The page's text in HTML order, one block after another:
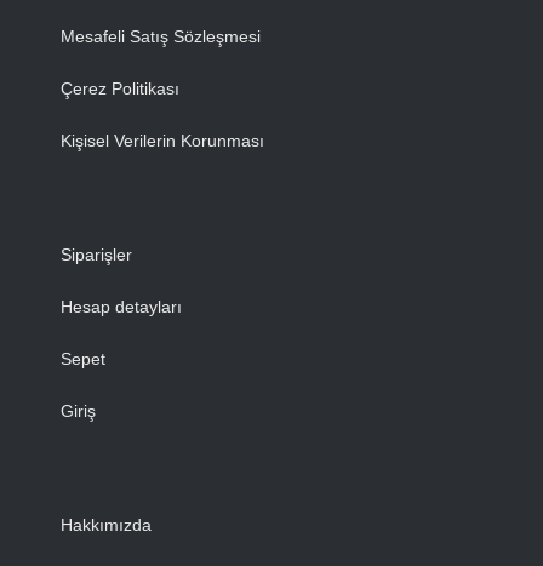
Mesafeli Satış Sözleşmesi
Çerez Politikası
Kişisel Verilerin Korunması
Siparişler
Hesap detayları
Sepet
Giriş
Hakkımızda